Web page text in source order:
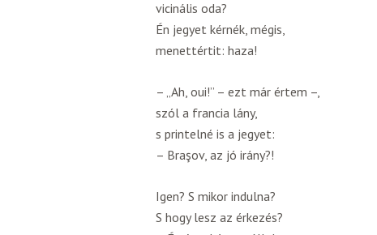
vicinális oda?
Én jegyet kérnék, mégis,
menettértit: haza!
– „Ah, oui!” – ezt már értem –,
szól a francia lány,
s printelné is a jegyet:
– Braşov, az jó irány?!
Igen? S mikor indulna?
S hogy lesz az érkezés?